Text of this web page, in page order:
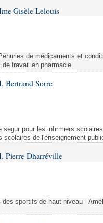
Gisèle Lelouis
de médicaments et
travail en pharmacie
Bertrand Sorre
ségur pour les infirmiers
scolaires de l'enseignement
Pierre Dharréville
sportifs de haut niveau -